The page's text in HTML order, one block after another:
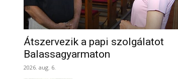
Átszervezik a papi szolgálatot
Balassagyarmaton
2026. aug. 6.